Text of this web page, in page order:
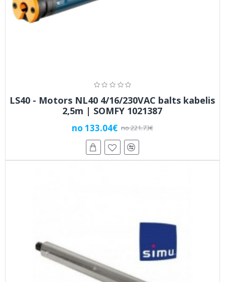
LS40 - Motors NL40 4/16/230VAC balts kabelis
2,5m | SOMFY 1021387
no 133.04€ no 221.73€